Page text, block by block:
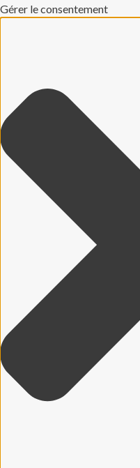
Gérer le consentement